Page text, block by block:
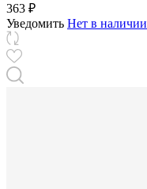
363 ₽
Уведомить Нет в наличии